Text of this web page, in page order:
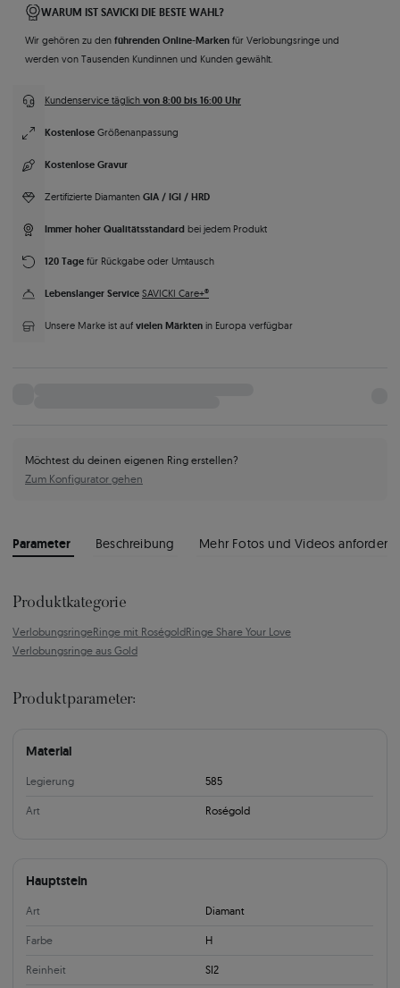
WARUM IST SAVICKI DIE BESTE WAHL?
Wir gehören zu den führenden Online-Marken für Verlobungsringe und
werden von Tausenden Kundinnen und Kunden gewählt.
Kundenservice täglich von 8:00 bis 16:00 Uhr
Kostenlose Größenanpassung
Kostenlose Gravur
Zertifizierte Diamanten GIA / IGI / HRD
Immer hoher Qualitätsstandard bei jedem Produkt
120 Tage für Rückgabe oder Umtausch
Lebenslanger Service SAVICKI Care+®
Unsere Marke ist auf vielen Märkten in Europa verfügbar
Möchtest du deinen eigenen Ring erstellen?
Zum Konfigurator gehen
Parameter Beschreibung Mehr Fotos und Videos anfordern
Produktkategorie
VerlobungsringeRinge mit RoségoldRinge Share Your Love
Verlobungsringe aus Gold
Produktparameter:
Material
Legierung 585
Art Roségold
Hauptstein
Art Diamant
Farbe H
Reinheit SI2